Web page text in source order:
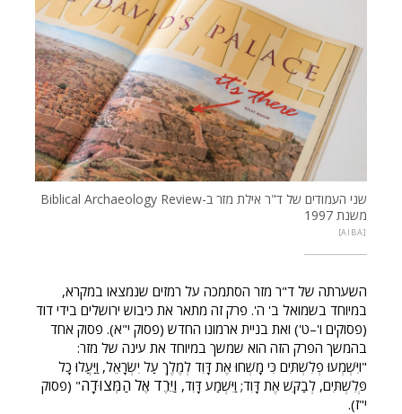
שני העמודים של ד"ר אילת מזר ב-Biblical Archaeology Review
משנת 1997
AIBA
השערתה של ד"ר מזר הסתמכה על רמזים שנמצאו במקרא,
במיוחד בשמואל ב' ה'. פרק זה מתאר את כיבוש ירושלים בידי דוד
(פסוקים ו'–ט') ואת בניית ארמונו החדש (פסוק י"א). פסוק אחד
בהמשך הפרק הזה הוא שמשך במיוחד את עינה של מזר:
"ויִּשְׁמְעוּ פְלִשְׁתִּים כִּי מָשְׁחוּ אֶת דָּוִד לְמֶלֶךְ עַל יִשְׂרָאֵל, וַיַּעֲלוּ כָל
פְּלִשְׁתִּים, לְבַקֵּשׁ אֶת דָּוִד; וַיִּשְׁמַע דָּוִד, וַיֵּרֶד אֶל הַמְּצוּדָה" (פסוק
י"ז).